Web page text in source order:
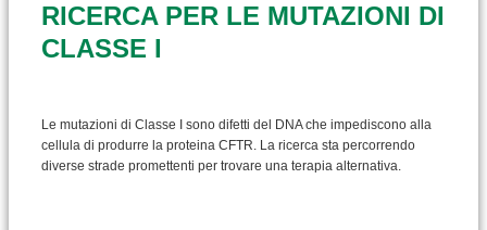
RICERCA PER LE MUTAZIONI DI
CLASSE I
Le mutazioni di Classe I sono difetti del DNA che impediscono alla
cellula di produrre la proteina CFTR. La ricerca sta percorrendo
diverse strade promettenti per trovare una terapia alternativa.